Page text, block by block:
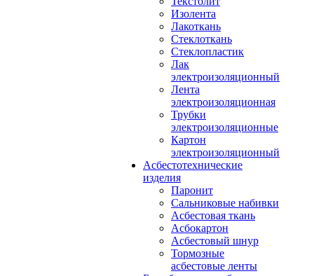
Изолента
Лакоткань
Стеклоткань
Стеклопластик
Лак
электроизоляционный
Лента
электроизоляционная
Трубки
электроизоляционные
Картон
электроизоляционный
Асбестотехнические
изделия
Паронит
Сальниковые набивки
Асбестовая ткань
Асбокартон
Асбестовый шнур
Тормозные
асбестовые ленты